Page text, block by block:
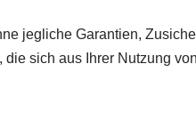
jegliche Garantien,
sich aus Ihrer Nutzung